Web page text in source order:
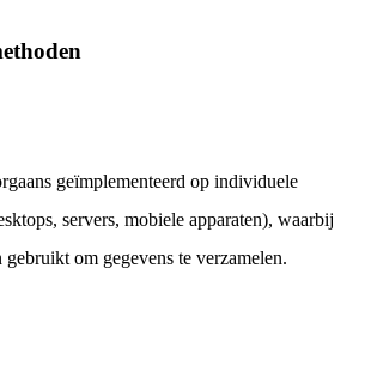
geïmplementeerd op individuele
servers, mobiele apparaten), waarbij
gebruikt om gegevens te verzamelen.